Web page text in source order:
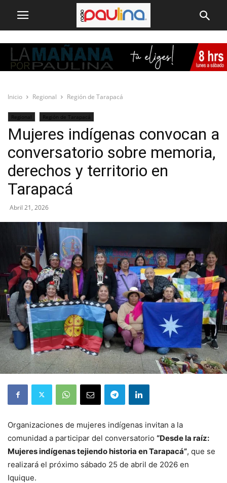
Inicio Regional Región de Tarapacá
Regional Región de Tarapacá
Mujeres indígenas convocan a
conversatorio sobre memoria,
derechos y territorio en
Tarapacá
Abril 21, 2026
Organizaciones de mujeres indígenas invitan a la
comunidad a participar del conversatorio “Desde la raíz:
Mujeres indígenas tejiendo historia en Tarapacá”, que se
realizará el próximo sábado 25 de abril de 2026 en
Iquique.